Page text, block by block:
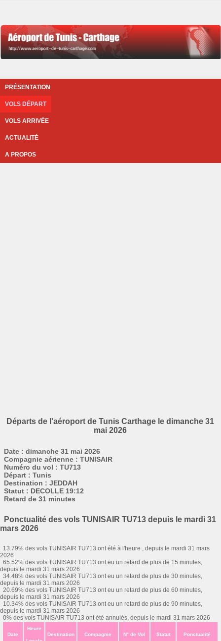
PRÉSENTATION
VOLS DÉPART
VOLS ARRIVÉE
ACTUALITÉ
A PROPOS
Départs de l'aéroport de Tunis Carthage le dimanche 31
mai 2026
Date : dimanche 31 mai 2026
Compagnie aérienne : TUNISAIR
Numéro du vol : TU713
Départ : Tunis
Destination : JEDDAH
Statut : DECOLLE 19:12
Retard de 31 minutes
Ponctualité des vols TUNISAIR TU713 depuis le mardi 31
mars 2026
13.79% des vols TUNISAIR TU713 ont été à l'heure , depuis le mardi 31 mars
2026
65.52% des vols TUNISAIR TU713 ont eu un retard de plus de 15 minutes,
depuis le mardi 31 mars 2026
34.48% des vols TUNISAIR TU713 ont eu un retard de plus de 30 minutes,
depuis le mardi 31 mars 2026
20.69% des vols TUNISAIR TU713 ont eu un retard de plus de 60 minutes,
depuis le mardi 31 mars 2026
10.34% des vols TUNISAIR TU713 ont eu un retard de plus de 90 minutes,
depuis le mardi 31 mars 2026
0% des vols TUNISAIR TU713 ont été annulés, depuis le mardi 31 mars 2026
Date
Heure
Destination Compagnie N° de Vol Statut Ponctualité